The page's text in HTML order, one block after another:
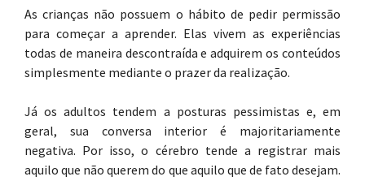
As crianças não possuem o hábito de pedir permissão
para começar a aprender. Elas vivem as experiências
todas de maneira descontraída e adquirem os conteúdos
simplesmente mediante o prazer da realização.
Já os adultos tendem a posturas pessimistas e, em
geral, sua conversa interior é majoritariamente
negativa. Por isso, o cérebro tende a registrar mais
aquilo que não querem do que aquilo que de fato desejam.